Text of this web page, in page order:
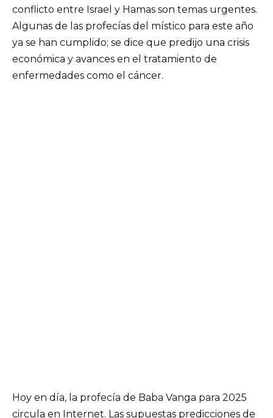
conflicto entre Israel y Hamas son temas urgentes.
Algunas de las profecías del místico para este año
ya se han cumplido; se dice que predijo una crisis
económica y avances en el tratamiento de
enfermedades como el cáncer.
Hoy en día, la profecía de Baba Vanga para 2025
circula en Internet. Las supuestas predicciones de